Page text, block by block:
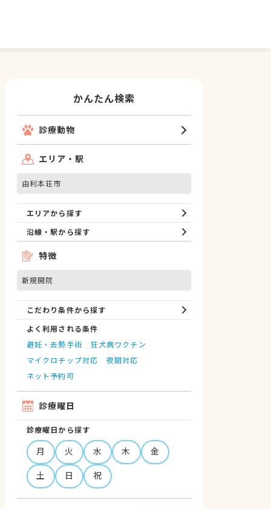
かんたん検索
診療動物
エリア・駅
由利本荘市
エリアから探す
沿線・駅から探す
特徴
新規開院
こだわり条件から探す
よく利用される条件
避妊・去勢手術
狂犬病ワクチン
マイクロチップ対応
夜間対応
ネット予約可
診療曜日
診療曜日から探す
月 火 水 木
金
土
日 祝